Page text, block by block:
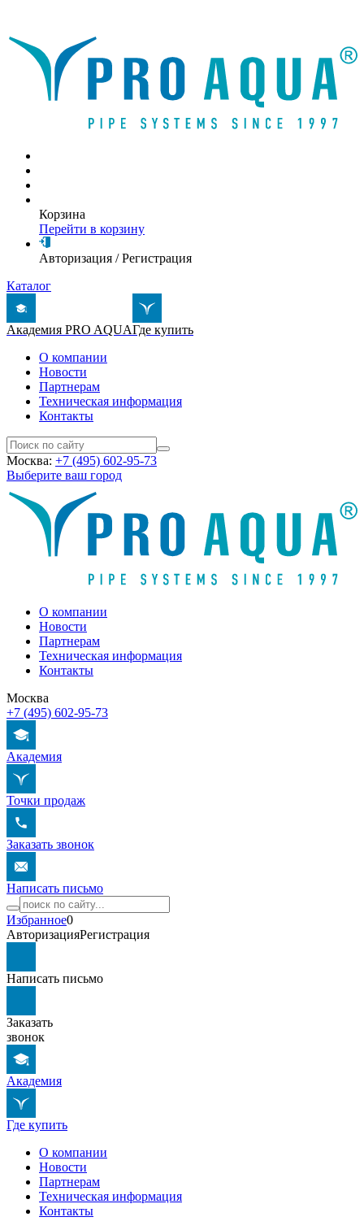
Корзина
Перейти в корзину
Авторизация /Регистрация
Каталог
Академия PRO AQUAГде купить
О компании
Новости
Партнерам
Техническая информация
Контакты
Москва: +7 (495) 602-95-73
Выберите ваш город
О компании
Новости
Партнерам
Техническая информация
Контакты
Москва
+7 (495) 602-95-73
Академия
Точки продаж
Заказать звонок
Написать письмо
Избранное0
АвторизацияРегистрация
Написать письмо
Заказать
звонок
Академия
Где купить
О компании
Новости
Партнерам
Техническая информация
Контакты